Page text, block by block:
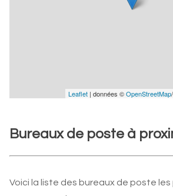
Leaflet | données ©OpenStreetMap
Bureaux de poste à
Voici la liste des bureaux de poste les